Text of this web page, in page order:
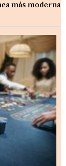
más moderna